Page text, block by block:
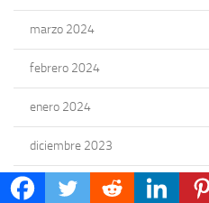
marzo 2024
febrero 2024
enero 2024
diciembre 2023
noviembre 2023